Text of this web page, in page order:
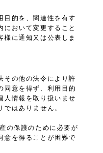
目的を、関連性を有す
において変更すること
様に通知又は公表しま
その他の法令により許
同意を得ず、利用目的
人情報を取り扱いませ
はありません。
の保護のために必要が
意を得ることが困難で